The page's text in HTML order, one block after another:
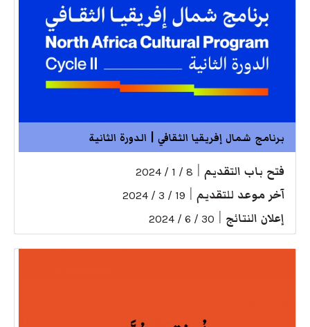
برنامج شمال إفريقيا الثقافي | الدورة الثانية
فتح باب التقديم 8 / 1 / 2024
آخر موعد للتقديم 19 / 3 / 2024
إعلان النتائج 30 / 6 / 2024